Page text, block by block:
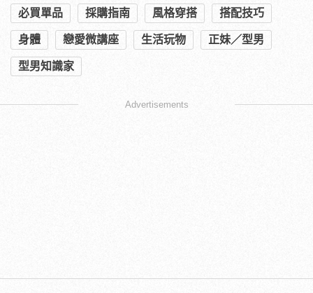
必買單品 採購指南 風格穿搭 搭配技巧
身體 戀愛微講座 生活玩物 正妹／型男
型男知識家
Advertisements